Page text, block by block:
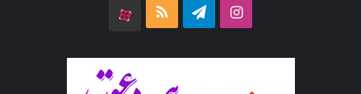
اینستاگرامتلگرام خوراک